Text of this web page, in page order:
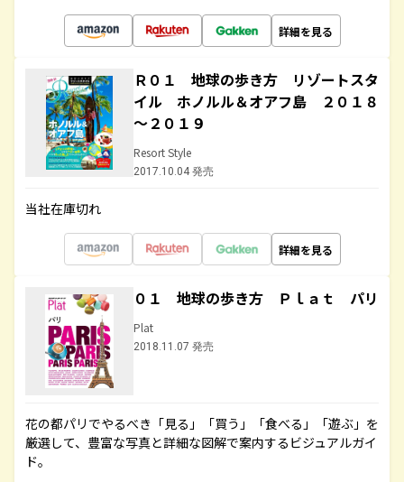
詳細を見る
Ｒ０１ 地球の歩き方 リゾートスタ
イル ホノルル＆オアフ島 ２０１８
～２０１９
Resort Style
2017.10.04 発売
当社在庫切れ
詳細を見る
０１ 地球の歩き方 Ｐｌａｔ パリ
Plat
2018.11.07 発売
花の都パリでやるべき「見る」「買う」「食べる」「遊ぶ」を
厳選して、豊富な写真と詳細な図解で案内するビジュアルガイ
ド。